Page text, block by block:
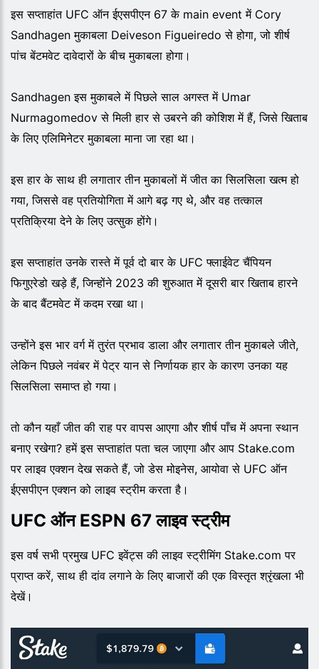
इस सप्ताहांत UFC ऑन ईएसपीएन 67 के main event में Cory
Sandhagen मुकाबला Deiveson Figueiredo से होगा, जो शीर्ष
पांच बेंटमवेट दावेदारों के बीच मुकाबला होगा।
Sandhagen इस मुकाबले में पिछले साल अगस्त में Umar
Nurmagomedov से मिली हार से उबरने की कोशिश में हैं, जिसे खिताब
के लिए एलिमिनेटर मुकाबला माना जा रहा था।
इस हार के साथ ही लगातार तीन मुकाबलों में जीत का सिलसिला खत्म हो
गया, जिससे वह प्रतियोगिता में आगे बढ़ गए थे, और वह तत्काल
प्रतिक्रिया देने के लिए उत्सुक होंगे।
इस सप्ताहांत उनके रास्ते में पूर्व दो बार के UFC फ्लाईवेट चैंपियन
फिगुएरेडो खड़े हैं, जिन्होंने 2023 की शुरुआत में दूसरी बार खिताब हारने
के बाद बैंटमवेट में कदम रखा था।
उन्होंने इस भार वर्ग में तुरंत प्रभाव डाला और लगातार तीन मुकाबले जीते,
लेकिन पिछले नवंबर में पेट्र यान से निर्णायक हार के कारण उनका यह
सिलसिला समाप्त हो गया।
तो कौन यहाँ जीत की राह पर वापस आएगा और शीर्ष पाँच में अपना स्थान
बनाए रखेगा? हमें इस सप्ताहांत पता चल जाएगा और आप Stake.com
पर लाइव एक्शन देख सकते हैं, जो डेस मोइनेस, आयोवा से UFC ऑन
ईएसपीएन एक्शन को लाइव स्ट्रीम करता है।
UFC ऑन ESPN 67 लाइव स्ट्रीम
इस वर्ष सभी प्रमुख UFC इवेंट्स की लाइव स्ट्रीमिंग Stake.com पर
प्राप्त करें, साथ ही दांव लगाने के लिए बाजारों की एक विस्तृत श्रृंखला भी
देखें।